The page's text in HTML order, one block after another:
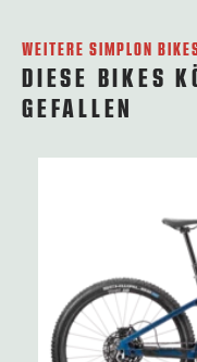
WEITERE SIMPLON
DIESE BIKES
GEFALLEN